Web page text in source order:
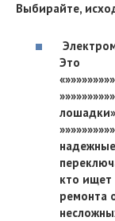
Выбирайте,
Это
кто ищет
ремонта